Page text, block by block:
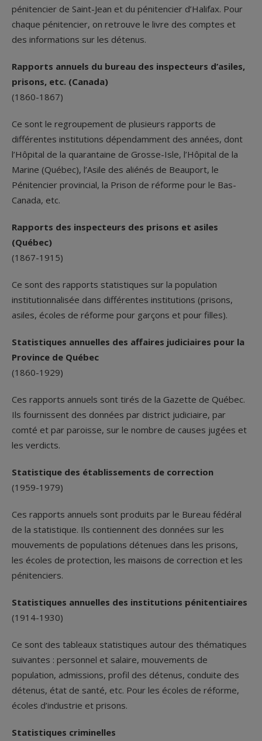
pénitencier de Saint-Jean et du pénitencier d’Halifax. Pour
chaque pénitencier, on retrouve le livre des comptes et
des informations sur les détenus.
Rapports annuels du bureau des inspecteurs d’asiles,
prisons, etc. (Canada)
(1860-1867)
Ce sont le regroupement de plusieurs rapports de
différentes institutions dépendamment des années, dont
l’Hôpital de la quarantaine de Grosse-Isle, l’Hôpital de la
Marine (Québec), l’Asile des aliénés de Beauport, le
Pénitencier provincial, la Prison de réforme pour le Bas-
Canada, etc.
Rapports des inspecteurs des prisons et asiles
(Québec)
(1867-1915)
Ce sont des rapports statistiques sur la population
institutionnalisée dans différentes institutions (prisons,
asiles, écoles de réforme pour garçons et pour filles).
Statistiques annuelles des affaires judiciaires pour la
Province de Québec
(1860-1929)
Ces rapports annuels sont tirés de la Gazette de Québec.
Ils fournissent des données par district judiciaire, par
comté et par paroisse, sur le nombre de causes jugées et
les verdicts.
Statistique des établissements de correction
(1959-1979)
Ces rapports annuels sont produits par le Bureau fédéral
de la statistique. Ils contiennent des données sur les
mouvements de populations détenues dans les prisons,
les écoles de protection, les maisons de correction et les
pénitenciers.
Statistiques annuelles des institutions pénitentiaires
(1914-1930)
Ce sont des tableaux statistiques autour des thématiques
suivantes : personnel et salaire, mouvements de
population, admissions, profil des détenus, conduite des
détenus, état de santé, etc. Pour les écoles de réforme,
écoles d’industrie et prisons.
Statistiques criminelles